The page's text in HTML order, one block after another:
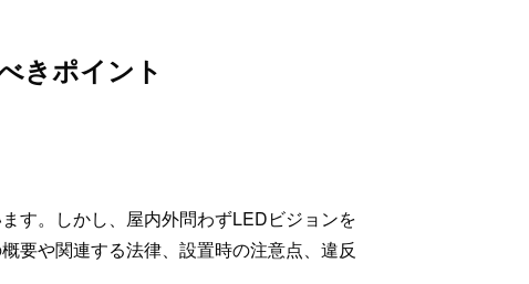
きポイント
す。しかし、屋内外問わずLEDビジョンを
要や関連する法律、設置時の注意点、違反